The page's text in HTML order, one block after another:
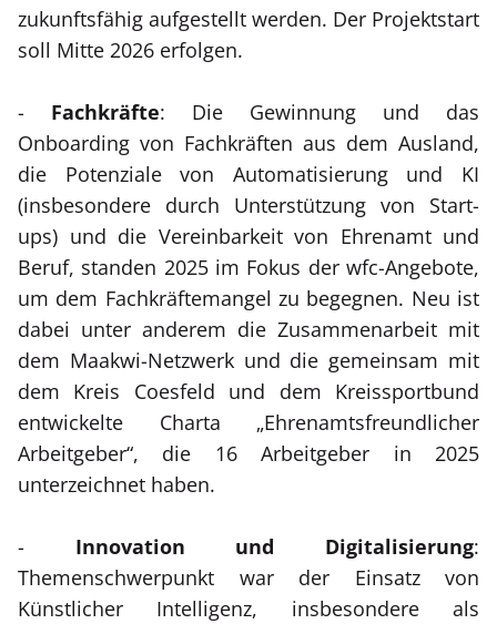
zukunftsfähig aufgestellt werden. Der Projektstart
soll Mitte 2026 erfolgen.
- Fachkräfte: Die Gewinnung und das
Onboarding von Fachkräften aus dem Ausland,
die Potenziale von Automatisierung und KI
(insbesondere durch Unterstützung von Start-
ups) und die Vereinbarkeit von Ehrenamt und
Beruf, standen 2025 im Fokus der wfc-Angebote,
um dem Fachkräftemangel zu begegnen. Neu ist
dabei unter anderem die Zusammenarbeit mit
dem Maakwi-Netzwerk und die gemeinsam mit
dem Kreis Coesfeld und dem Kreissportbund
entwickelte Charta „Ehrenamtsfreundlicher
Arbeitgeber“, die 16 Arbeitgeber in 2025
unterzeichnet haben.
- Innovation und Digitalisierung:
Themenschwerpunkt war der Einsatz von
Künstlicher Intelligenz, insbesondere als